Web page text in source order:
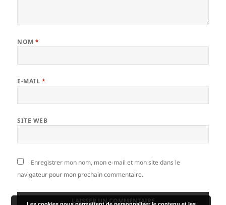
NOM*
E-MAIL *
SITE WEB
Enregistrer mon nom, mon e-mail et mon site dans le
navigateur pour mon prochain commentaire.